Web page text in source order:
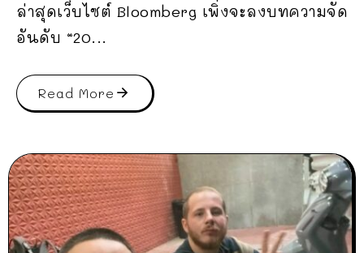
ล่าสุดเว็บไซต์ Bloomberg เพิ่งจะลงบทความจัด
อันดับ “20...
Read More